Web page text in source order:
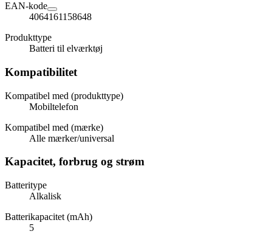
EAN-kode
4064161158648
Produkttype
Batteri til elværktøj
Kompatibilitet
Kompatibel med (produkttype)
Mobiltelefon
Kompatibel med (mærke)
Alle mærker/universal
Kapacitet, forbrug og strøm
Batteritype
Alkalisk
Batterikapacitet (mAh)
5